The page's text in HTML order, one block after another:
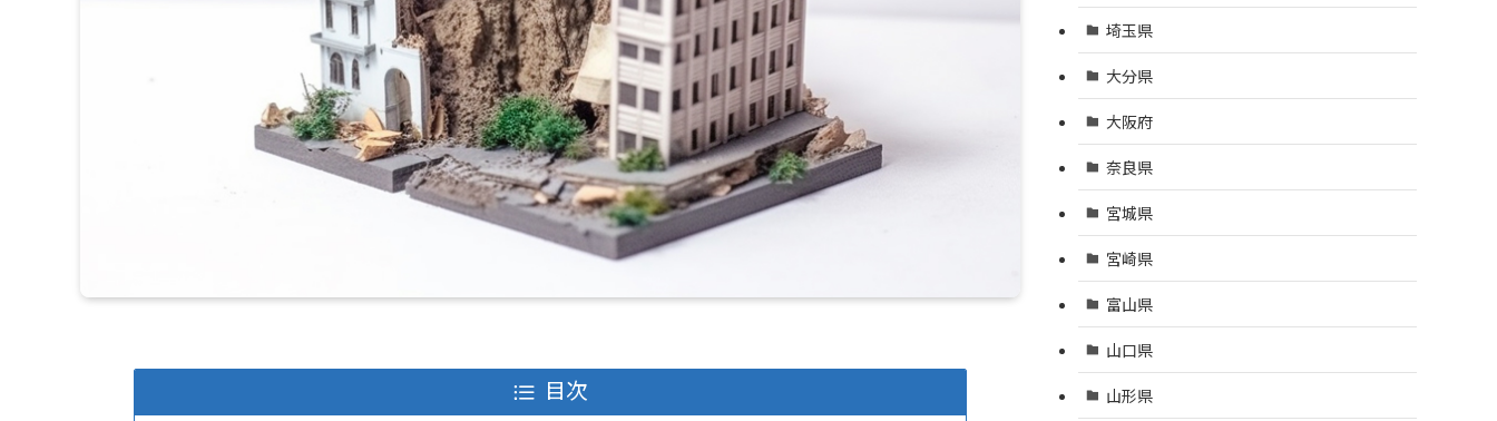
目次
埼玉県
大分県
大阪府
奈良県
宮城県
宮崎県
富山県
山口県
山形県